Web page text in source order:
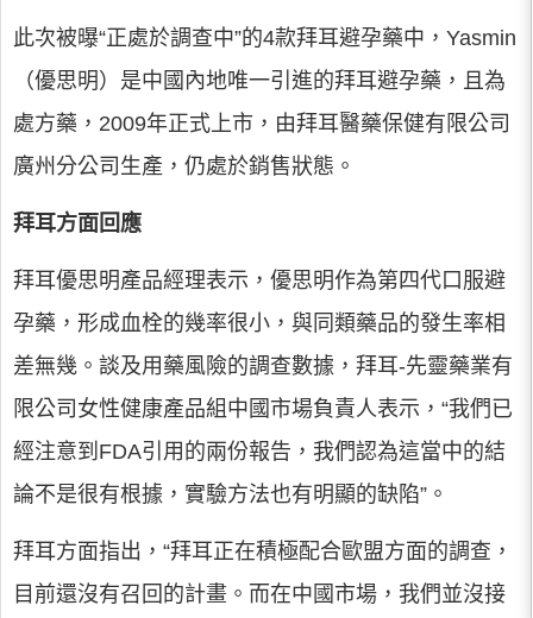
此次被曝“正處於調查中”的4款拜耳避孕藥中，Yasmin
（優思明）是中國內地唯一引進的拜耳避孕藥，且為
處方藥，2009年正式上市，由拜耳醫藥保健有限公司
廣州分公司生產，仍處於銷售狀態。
拜耳方面回應
拜耳優思明產品經理表示，優思明作為第四代口服避
孕藥，形成血栓的幾率很小，與同類藥品的發生率相
差無幾。談及用藥風險的調查數據，拜耳-先靈藥業有
限公司女性健康產品組中國市場負責人表示，“我們已
經注意到FDA引用的兩份報告，我們認為這當中的結
論不是很有根據，實驗方法也有明顯的缺陷”。
拜耳方面指出，“拜耳正在積極配合歐盟方面的調查，
目前還沒有召回的計畫。而在中國市場，我們並沒接